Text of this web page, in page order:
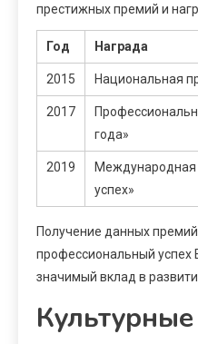
престижных премий и
Год Награда
2015 Национальная
2017
года»
2019
успех»
Получение данных
профессиональный успех
значимый вклад в